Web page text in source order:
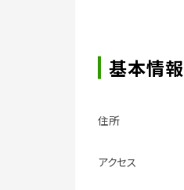
基本情報
住所
アクセス